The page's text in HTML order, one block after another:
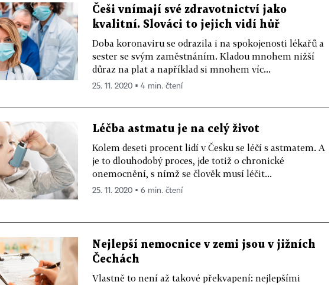
Češi vnímají své zdravotnictví jako
kvalitní. Slováci to jejich vidí hůř
Doba koronaviru se odrazila i na spokojenosti lékařů a
sester se svým zaměstnáním. Kladou mnohem nižší
důraz na plat a například si mnohem víc...
25. 11. 2020 ▪ 4 min. čtení
Léčba astmatu je na celý život
Kolem deseti procent lidí v Česku se léčí s astmatem. A
je to dlouhodobý proces, jde totiž o chronické
onemocnění, s nímž se člověk musí léčit...
25. 11. 2020 ▪ 6 min. čtení
Nejlepší nemocnice v zemi jsou v jižních
Čechách
Vlastně to není až takové překvapení: nejlepšími